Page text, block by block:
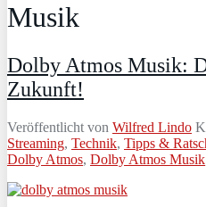
Musik
Dolby Atmos Musik:
Zukunft!
Veröffentlicht von Wilfred Lindo
Streaming, Technik, Tipps &
Dolby Atmos, Dolby Atmos Musik